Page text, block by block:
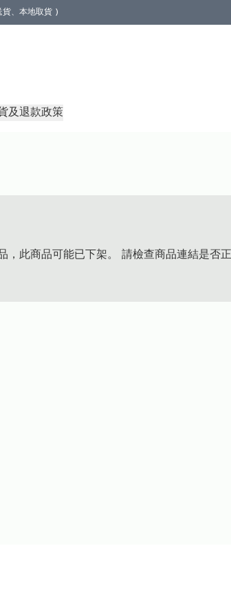
貨、本地取貨 )
及退款政策
，此商品可能已下架。 請檢查商品連結是否正